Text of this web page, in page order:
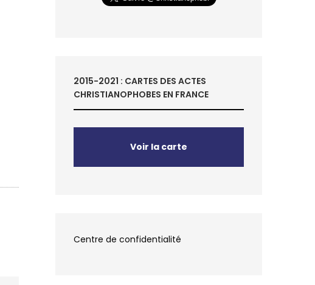
2015-2021 : CARTES DES ACTES
CHRISTIANOPHOBES EN FRANCE
Voir la carte
Centre de confidentialité